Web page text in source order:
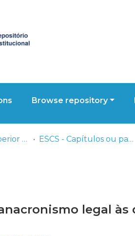
Browse repository
ESCS - Escola Superior de Comunicação Social ESCS - Capítulos ou partes de livros
legal